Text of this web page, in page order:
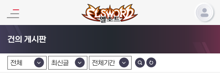
건의 게시판
카테고리 선택
전체
카테고리 선택
최신글
카테고리 선택
전체기간